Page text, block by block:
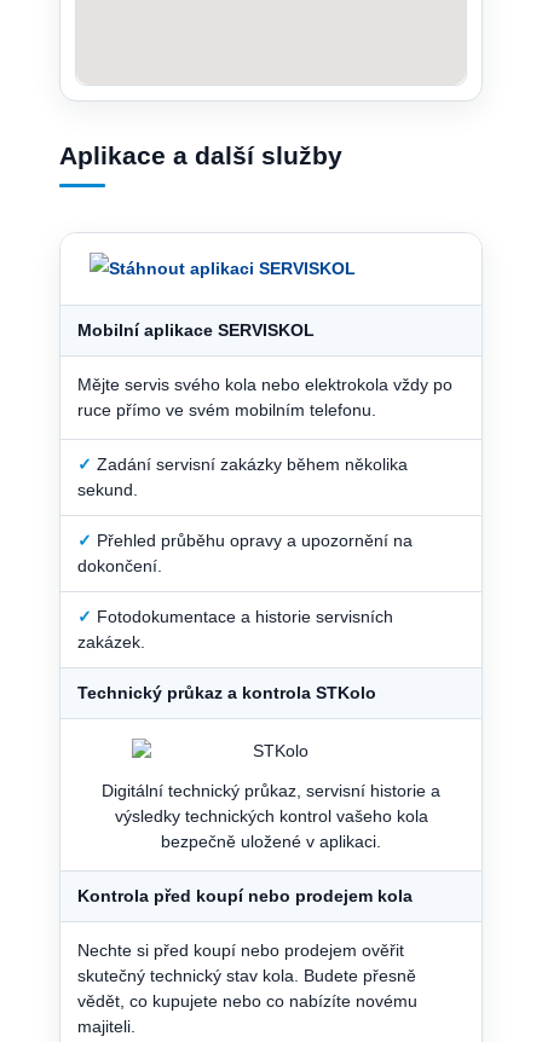
Aplikace a další služby
Mobilní aplikace SERVISKOL
Mějte servis svého kola nebo elektrokola vždy po
ruce přímo ve svém mobilním telefonu.
✓ Zadání servisní zakázky během několika
sekund.
✓ Přehled průběhu opravy a upozornění na
dokončení.
✓ Fotodokumentace a historie servisních
zakázek.
Technický průkaz a kontrola STKolo
Digitální technický průkaz, servisní historie a
výsledky technických kontrol vašeho kola
bezpečně uložené v aplikaci.
Kontrola před koupí nebo prodejem kola
Nechte si před koupí nebo prodejem ověřit
skutečný technický stav kola. Budete přesně
vědět, co kupujete nebo co nabízíte novému
majiteli.